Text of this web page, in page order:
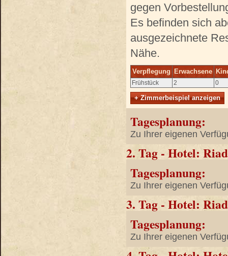
gegen
Es befinden sich
ausgezeichnete
Nähe.
Verpflegung Erwachsene
Frühstück 2 0
+ Zimmerbeispiel anzeigen
Tagesplanung:
Zu Ihrer eigenen
2. Tag - Hotel:
Tagesplanung:
Zu Ihrer eigenen
3. Tag - Hotel:
Tagesplanung:
Zu Ihrer eigenen